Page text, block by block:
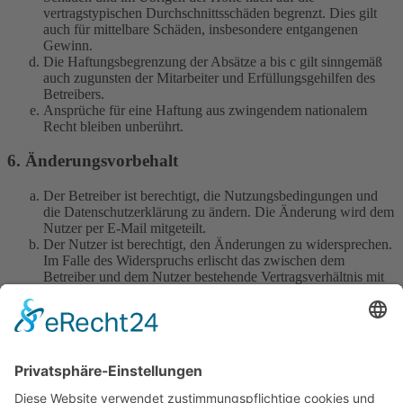
vertragstypischen Durchschnittsschäden begrenzt. Dies gilt
auch für mittelbare Schäden, insbesondere entgangenen
Gewinn.
Die Haftungsbegrenzung der Absätze a bis c gilt sinngemäß
auch zugunsten der Mitarbeiter und Erfüllungsgehilfen des
Betreibers.
Ansprüche für eine Haftung aus zwingendem nationalem
Recht bleiben unberührt.
6. Änderungsvorbehalt
Der Betreiber ist berechtigt, die Nutzungsbedingungen und
die Datenschutzerklärung zu ändern. Die Änderung wird dem
Nutzer per E-Mail mitgeteilt.
Der Nutzer ist berechtigt, den Änderungen zu widersprechen.
Im Falle des Widerspruchs erlischt das zwischen dem
Betreiber und dem Nutzer bestehende Vertragsverhältnis mit
Die Änderungen gelten als anerkannt und verbindlich, wenn
der Nutzer den Änderungen zugestimmt hat.
sind in der Datenschutzerklärung enthalten.